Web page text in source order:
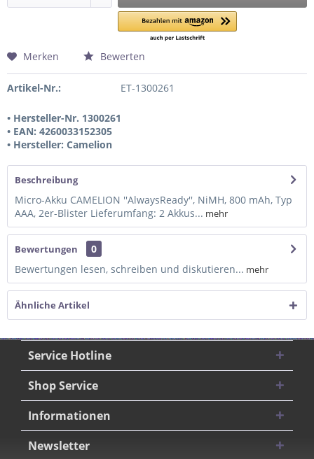
Merken Bewerten
Artikel-Nr.: ET-1300261
• Hersteller-Nr. 1300261
• EAN: 4260033152305
• Hersteller: Camelion
Beschreibung
Micro-Akku CAMELION ''AlwaysReady'', NiMH, 800 mAh, Typ
AAA, 2er-Blister Lieferumfang: 2 Akkus... mehr
Bewertungen
0
Bewertungen lesen, schreiben und diskutieren... mehr
Ähnliche Artikel
Service Hotline
Shop Service
Informationen
Newsletter